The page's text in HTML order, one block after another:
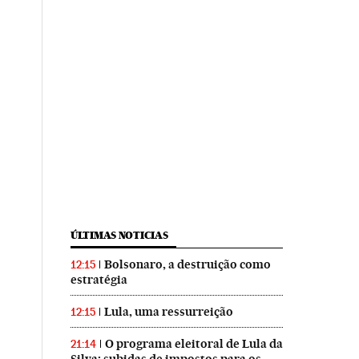
ÚLTIMAS NOTICIAS
12:15
Bolsonaro, a destruição como
estratégia
12:15 Lula, uma ressurreição
21:14
O programa eleitoral de Lula da